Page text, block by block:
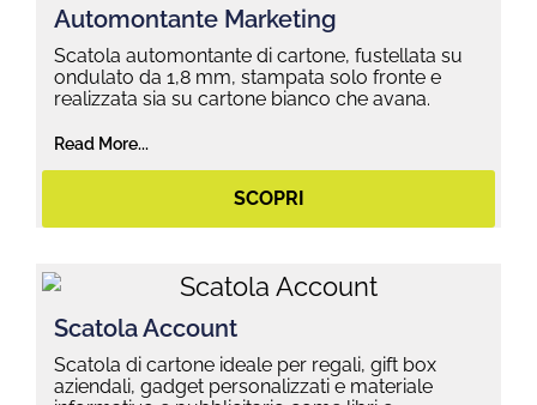
Automontante Marketing
Scatola automontante di cartone, fustellata su
ondulato da 1,8 mm, stampata solo fronte e
realizzata sia su cartone bianco che avana.
Read More...
SCOPRI
Scatola Account
Scatola di cartone ideale per regali, gift box
aziendali, gadget personalizzati e materiale